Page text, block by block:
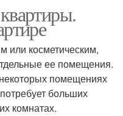
или косметическим,
ее помещения.
помещениях
больших
комнатах.